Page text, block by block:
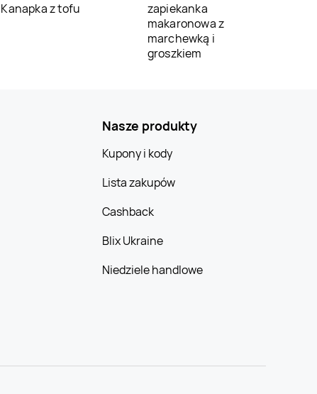
Kanapka z tofu
zapiekanka
makaronowa z
marchewką i
groszkiem
Nasze produkty
Kupony i kody
Lista zakupów
Cashback
Blix Ukraine
Niedziele handlowe